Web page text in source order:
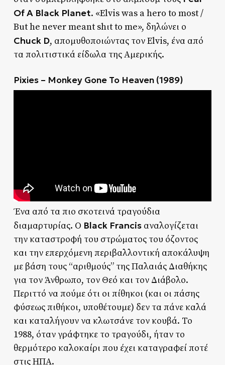
Of A Black Planet. «Elvis was a hero to most /
But he never meant shιt to me», δηλώνει ο
Chuck D, απομυθοποιώντας τον Elvis, ένα από
τα πολιτιστικά είδωλα της Αμερικής.
Pixies – Monkey Gone To Heaven (1989)
Ένα από τα πιο σκοτεινά τραγούδια
διαμαρτυρίας. O Black Francisαναλογίζεται
την καταστροφή του στρώματος του όζοντος
και την επερχόμενη περιβαλλοντική αποκάλυψη
με βάση τους “αριθμούς” της Παλαιάς Διαθήκης
για τον Άνθρωπο, τον Θεό και τον Διάβολο.
Περιττό να πούμε ότι οι πίθηκοι (και οι πάσης
φύσεως πιθήκοι, υποθέτουμε) δεν τα πάνε καλά
και καταλήγουν να κλωτσάνε τον κουβά. Το
1988, όταν γράφτηκε το τραγούδι, ήταν το
θερμότερο καλοκαίρι που έχει καταγραφεί ποτέ
στις ΗΠΑ.